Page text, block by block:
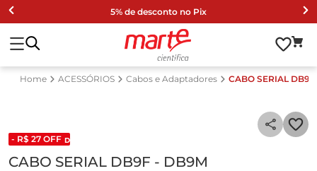
5% de desconto no Pix
ACESSÓRIOS Cabos e Adaptadores CABO SERIAL
- R$ 27 OFF DESCONTO DE LISTA 2024
CABO SERIAL DB9F - DB9M